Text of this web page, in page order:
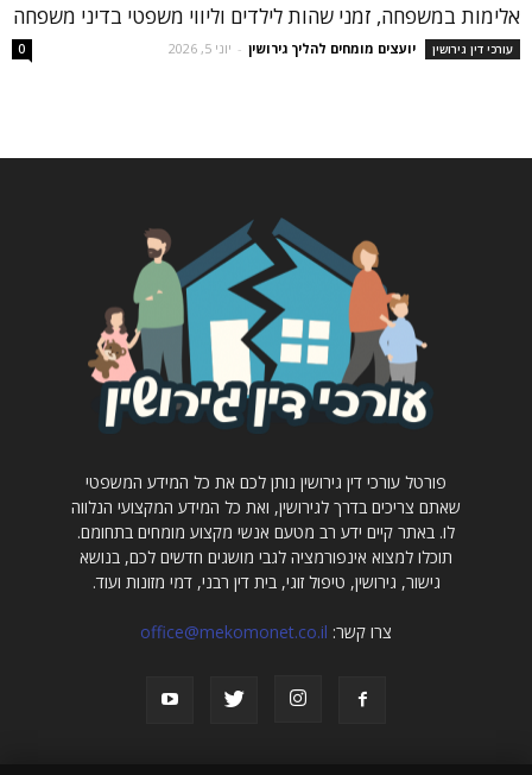
אלימות במשפחה, זמני שהות לילדים וליווי משפטי בדיני משפחה
עורכי דין גירושין יועצים מומחים להליך גירושין - יוני 5, 2026 0
פורטל עורכי דין גירושין נותן לכם את כל המידע המשפטי
שאתם צריכים בדרך לגירושין, ואת כל המידע המקצועי הנלווה
לו. באתר קיים ידע רב מטעם אנשי מקצוע מומחים בתחומם.
תוכלו למצוא אינפורמציה לגבי מושגים חדשים לכם, בנושא
גישור, גירושין, טיפול זוגי, בית דין רבני, דמי מזונות ועוד.
צרו קשר: office@mekomonet.co.il